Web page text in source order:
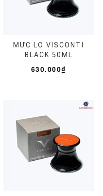
MỰC LỌ VISCONTI
BLACK 50ML
630.000₫